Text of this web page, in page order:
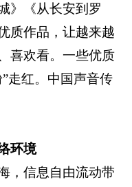
》《从长安到罗
质作品，让越来越
喜欢看。一些优质
走红。中国声音传
环境
，信息自由流动带